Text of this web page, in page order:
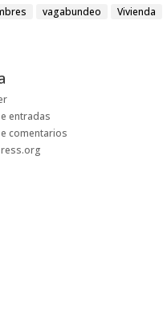
vagabundeo Vivienda
entradas
comentarios